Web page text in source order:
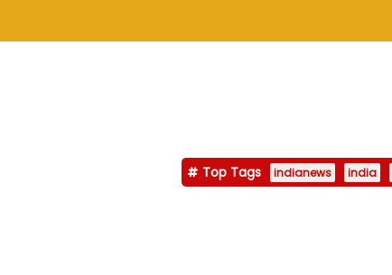
Top Tags indianews india